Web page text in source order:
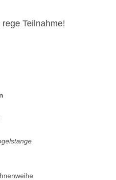
Teilnahme!